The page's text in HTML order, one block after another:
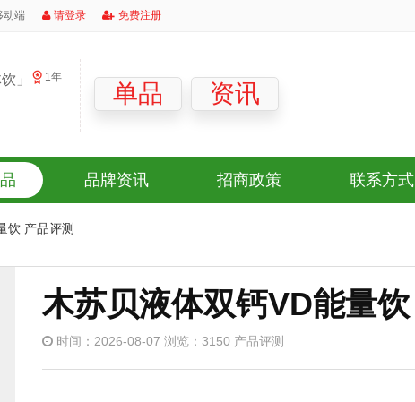
动端 请登录 免费注册
」 1年
单品 资讯
品牌资讯 招商政策 联系方式
饮 产品评测
木苏贝液体双钙VD能量饮
时间：2026-08-07 浏览：3150 产品评测